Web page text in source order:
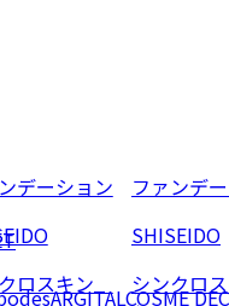
デーション
ロスキン
ファンデ
SHISEIDO
シンクロ
ARGITALCOSME